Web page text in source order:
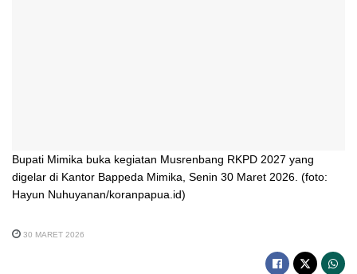
Bupati Mimika buka kegiatan Musrenbang RKPD 2027 yang
digelar di Kantor Bappeda Mimika, Senin 30 Maret 2026. (foto:
Hayun Nuhuyanan/koranpapua.id)
30 MARET 2026